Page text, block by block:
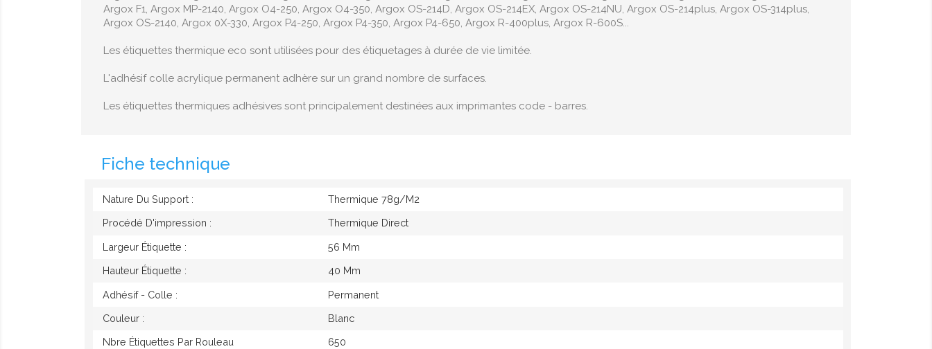
Argox F1, Argox MP-2140, Argox O4-250, Argox O4-350, Argox OS-214D, Argox OS-214EX, Argox OS-214NU, Argox OS-214plus, Argox OS-314plus,
Argox OS-2140, Argox 0X-330, Argox P4-250, Argox P4-350, Argox P4-650, Argox R-400plus, Argox R-600S...
Les étiquettes thermique eco sont utilisées pour des étiquetages à durée de vie limitée.
L'adhésif colle acrylique permanent adhère sur un grand nombre de surfaces.
Les étiquettes thermiques adhésives sont principalement destinées aux imprimantes code - barres.
Fiche technique
Nature Du Support : Thermique 78g/M2
Procédé D'impression : Thermique Direct
Largeur Étiquette : 56 Mm
Hauteur Étiquette : 40 Mm
Adhésif - Colle : Permanent
Couleur : Blanc
Nbre Étiquettes Par Rouleau 650